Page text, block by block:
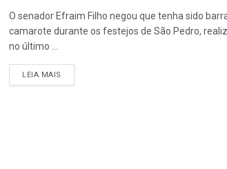
O senador Efraim Filho negou que tenha sido
camarote durante os festejos de São Pedro,
no último ...
LEIA MAIS